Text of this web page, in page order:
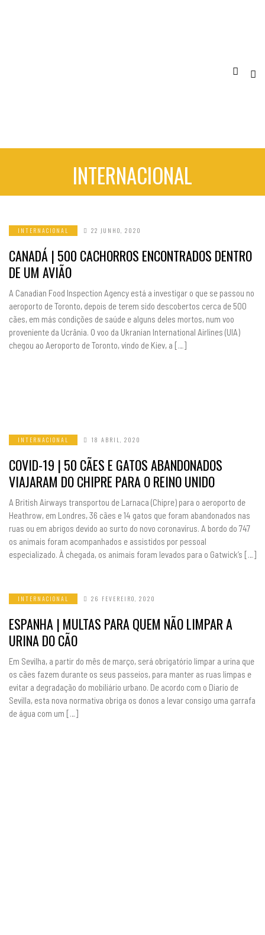
INTERNACIONAL
INTERNACIONAL 22 JUNHO, 2020
CANADÁ | 500 CACHORROS ENCONTRADOS DENTRO
DE UM AVIÃO
A Canadian Food Inspection Agency está a investigar o que se passou no
aeroporto de Toronto, depois de terem sido descobertos cerca de 500
cães, em más condições de saúde e alguns deles mortos, num voo
proveniente da Ucrânia. O voo da Ukranian International Airlines (UIA)
chegou ao Aeroporto de Toronto, vindo de Kiev, a […]
INTERNACIONAL 18 ABRIL, 2020
COVID-19 | 50 CÃES E GATOS ABANDONADOS
VIAJARAM DO CHIPRE PARA O REINO UNIDO
A British Airways transportou de Larnaca (Chipre) para o aeroporto de
Heathrow, em Londres, 36 cães e 14 gatos que foram abandonados nas
ruas ou em abrigos devido ao surto do novo coronavírus. A bordo do 747
os animais foram acompanhados e assistidos por pessoal
especializado. À chegada, os animais foram levados para o Gatwick’s […]
INTERNACIONAL 26 FEVEREIRO, 2020
ESPANHA | MULTAS PARA QUEM NÃO LIMPAR A
URINA DO CÃO
Em Sevilha, a partir do mês de março, será obrigatório limpar a urina que
os cães fazem durante os seus passeios, para manter as ruas limpas e
evitar a degradação do mobiliário urbano. De acordo com o Diario de
Sevilla, esta nova normativa obriga os donos a levar consigo uma garrafa
de água com um […]